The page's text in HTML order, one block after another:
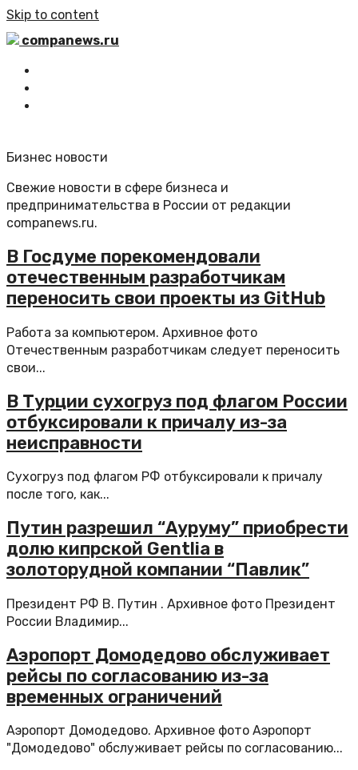
Skip to content
companews.ru
Бизнес новости
Свежие новости в сфере бизнеса и
предпринимательства в России от редакции
companews.ru.
В Госдуме порекомендовали
отечественным разработчикам
переносить свои проекты из GitHub
Работа за компьютером. Архивное фото
Отечественным разработчикам следует переносить
свои...
В Турции сухогруз под флагом России
отбуксировали к причалу из-за
неисправности
Сухогруз под флагом РФ отбуксировали к причалу
после того, как...
Путин разрешил “Ауруму” приобрести
долю кипрской Gentlia в
золоторудной компании “Павлик”
Президент РФ В. Путин . Архивное фото Президент
России Владимир...
Аэропорт Домодедово обслуживает
рейсы по согласованию из-за
временных ограничений
Аэропорт Домодедово. Архивное фото Аэропорт
"Домодедово" обслуживает рейсы по согласованию...